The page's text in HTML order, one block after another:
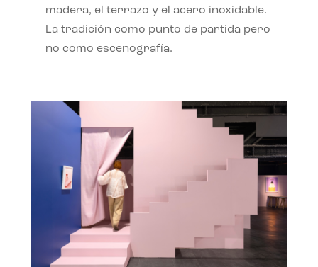
madera, el terrazo y el acero inoxidable.
La tradición como punto de partida pero
no como escenografía.